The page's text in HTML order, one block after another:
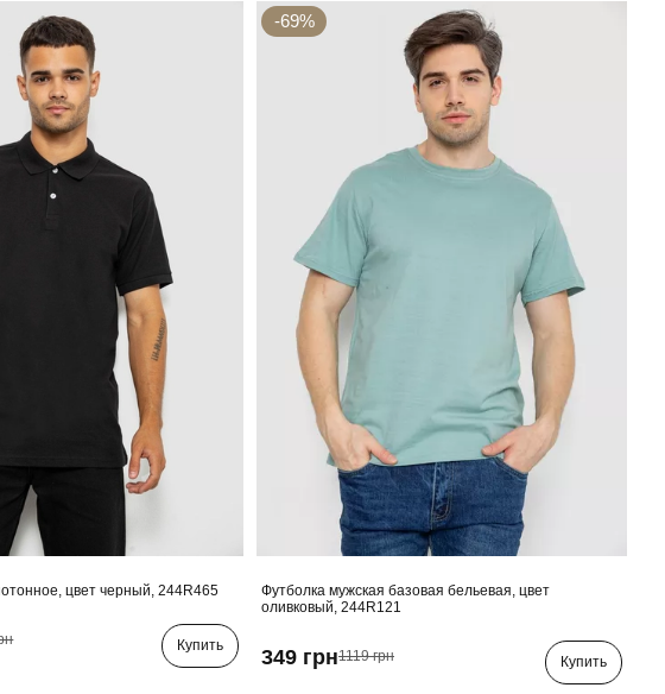
цвет черный, 244R465
Купить
-69%
Футболка мужская базовая бельевая, цвет
оливковый, 244R121
349 грн1119 грн Купить